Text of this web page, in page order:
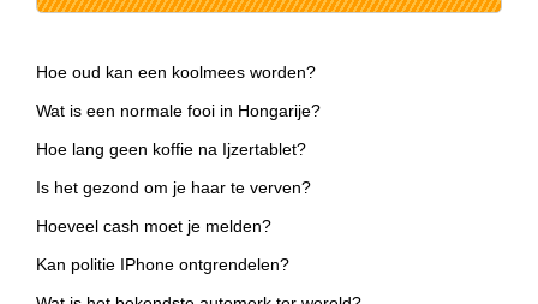
Hoe oud kan een koolmees worden?
Wat is een normale fooi in Hongarije?
Hoe lang geen koffie na Ijzertablet?
Is het gezond om je haar te verven?
Hoeveel cash moet je melden?
Kan politie IPhone ontgrendelen?